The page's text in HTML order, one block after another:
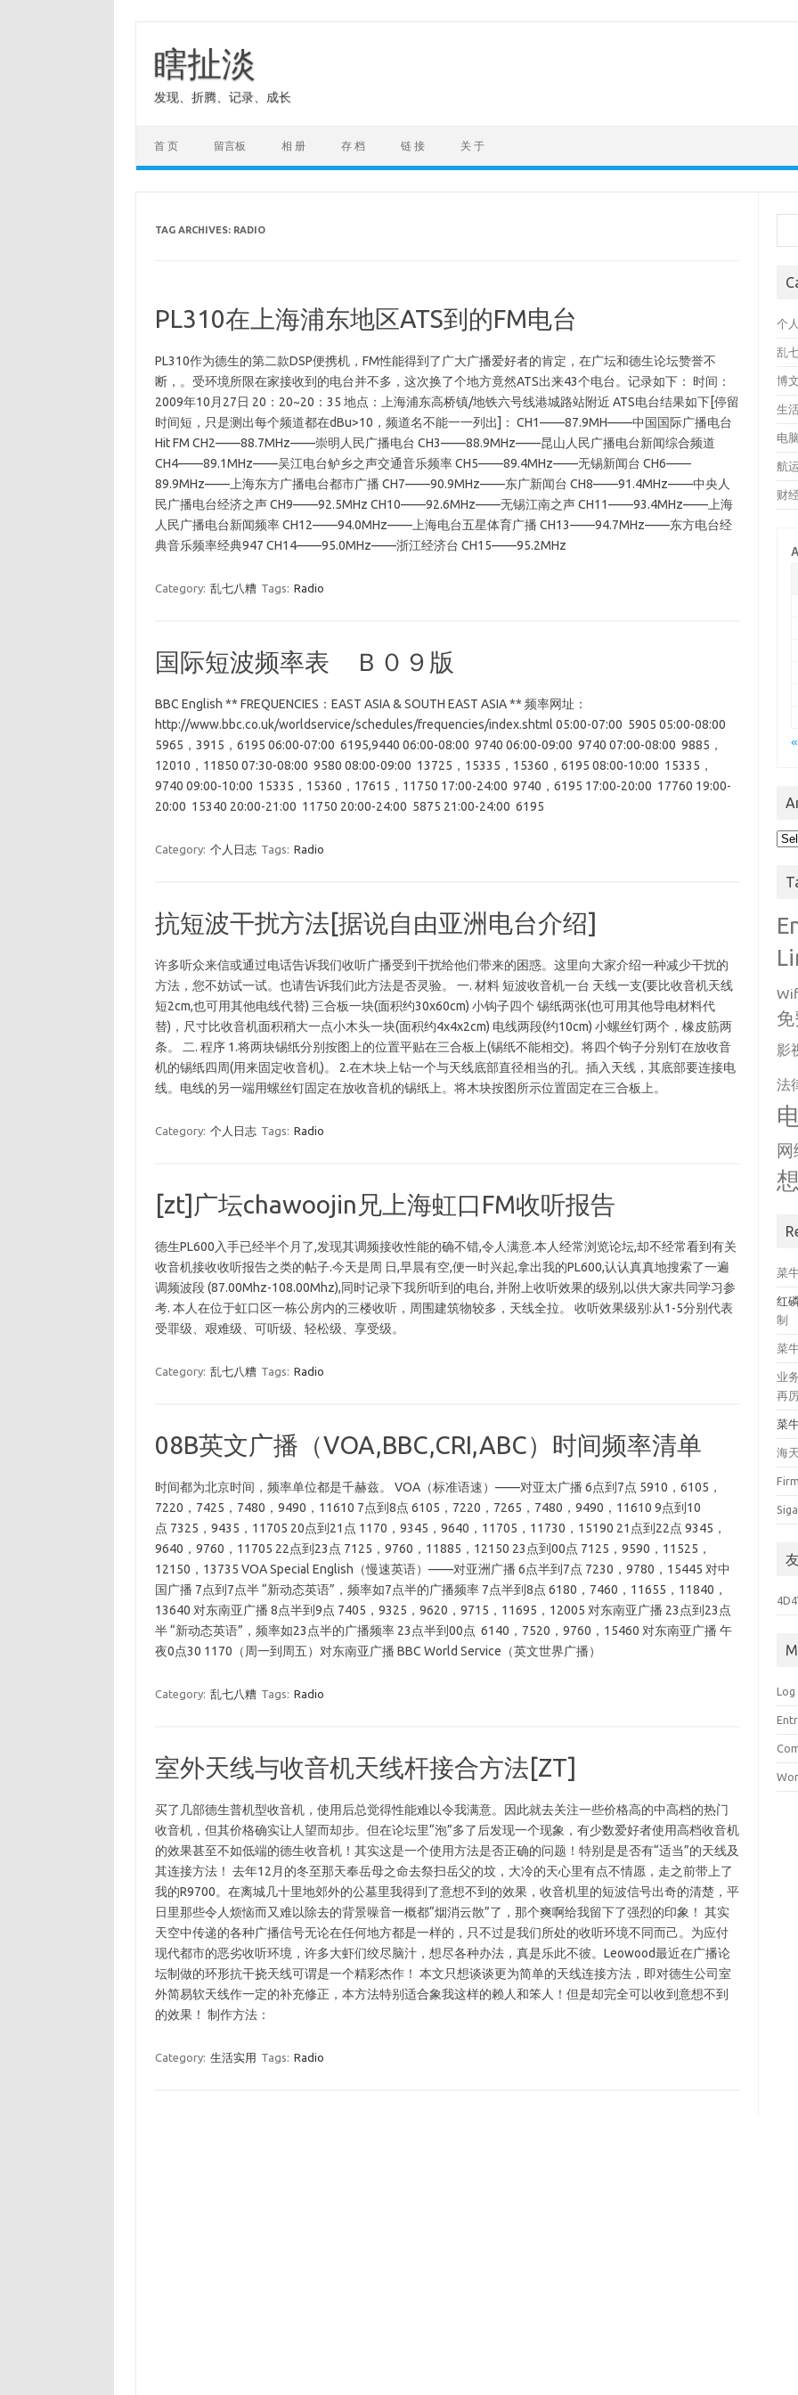
content
瞎扯淡
发现、折腾、记录、成长
首 页 留言板 相 册 存 档 链 接 关 于
TAG ARCHIVES: RADIO
PL310在上海浦东地区ATS到的FM电台
PL310作为德生的第二款DSP便携机，FM性能得到了广大广播爱好者的肯定，在广坛和德生论坛赞誉不
断，。受环境所限在家接收到的电台并不多，这次换了个地方竟然ATS出来43个电台。记录如下： 时间：
2009年10月27日 20：20~20：35 地点：上海浦东高桥镇/地铁六号线港城路站附近 ATS电台结果如下[停留
时间短，只是测出每个频道都在dBu>10，频道名不能一一列出]： CH1——87.9MH——中国国际广播电台
Hit FM CH2——88.7MHz——崇明人民广播电台 CH3——88.9MHz——昆山人民广播电台新闻综合频道
CH4——89.1MHz——吴江电台鲈乡之声交通音乐频率 CH5——89.4MHz——无锡新闻台 CH6——
89.9MHz——上海东方广播电台都市广播 CH7——90.9MHz——东广新闻台 CH8——91.4MHz——中央人
民广播电台经济之声 CH9——92.5MHz CH10——92.6MHz——无锡江南之声 CH11——93.4MHz——上海
人民广播电台新闻频率 CH12——94.0MHz——上海电台五星体育广播 CH13——94.7MHz——东方电台经
典音乐频率经典947 CH14——95.0MHz——浙江经济台 CH15——95.2MHz
Category: 乱七八糟 Tags: Radio
国际短波频率表 Ｂ０９版
BBC English ** FREQUENCIES：EAST ASIA & SOUTH EAST ASIA ** 频率网址：
http://www.bbc.co.uk/worldservice/schedules/frequencies/index.shtml 05:00-07:00 5905 05:00-08:00
5965，3915，6195 06:00-07:00 6195,9440 06:00-08:00 9740 06:00-09:00 9740 07:00-08:00 9885，
12010，11850 07:30-08:00 9580 08:00-09:00 13725，15335，15360，6195 08:00-10:00 15335，
9740 09:00-10:00 15335，15360，17615，11750 17:00-24:00 9740，6195 17:00-20:00 17760 19:00-
20:00 15340 20:00-21:00 11750 20:00-24:00 5875 21:00-24:00 6195
Category: 个人日志 Tags: Radio
抗短波干扰方法[据说自由亚洲电台介绍]
许多听众来信或通过电话告诉我们收听广播受到干扰给他们带来的困惑。这里向大家介绍一种减少干扰的
方法，您不妨试一试。也请告诉我们此方法是否灵验。 一. 材料 短波收音机一台 天线一支(要比收音机天线
短2cm,也可用其他电线代替) 三合板一块(面积约30x60cm) 小钩子四个 锡纸两张(也可用其他导电材料代
替)，尺寸比收音机面积稍大一点小木头一块(面积约4x4x2cm) 电线两段(约10cm) 小螺丝钉两个，橡皮筋两
条。 二. 程序 1.将两块锡纸分别按图上的位置平贴在三合板上(锡纸不能相交)。将四个钩子分别钉在放收音
机的锡纸四周(用来固定收音机)。 2.在木块上钻一个与天线底部直径相当的孔。插入天线，其底部要连接电
线。电线的另一端用螺丝钉固定在放收音机的锡纸上。将木块按图所示位置固定在三合板上。
Category: 个人日志 Tags: Radio
[zt]广坛chawoojin兄上海虹口FM收听报告
德生PL600入手已经半个月了,发现其调频接收性能的确不错,令人满意.本人经常浏览论坛,却不经常看到有关
收音机接收收听报告之类的帖子.今天是周 日,早晨有空,便一时兴起,拿出我的PL600,认认真真地搜索了一遍
调频波段 (87.00Mhz-108.00Mhz),同时记录下我所听到的电台, 并附上收听效果的级别,以供大家共同学习参
考. 本人在位于虹口区一栋公房内的三楼收听，周围建筑物较多，天线全拉。 收听效果级别:从1-5分别代表
受罪级、艰难级、可听级、轻松级、享受级。
Category: 乱七八糟 Tags: Radio
08B英文广播（VOA,BBC,CRI,ABC）时间频率清单
时间都为北京时间，频率单位都是千赫兹。 VOA（标准语速）——对亚太广播 6点到7点 5910，6105，
7220，7425，7480，9490，11610 7点到8点 6105，7220，7265，7480，9490，11610 9点到10
点 7325，9435，11705 20点到21点 1170，9345，9640，11705，11730，15190 21点到22点 9345，
9640，9760，11705 22点到23点 7125，9760，11885，12150 23点到00点 7125，9590，11525，
12150，13735 VOA Special English（慢速英语）——对亚洲广播 6点半到7点 7230，9780，15445 对中
国广播 7点到7点半 “新动态英语”，频率如7点半的广播频率 7点半到8点 6180，7460，11655，11840，
13640 对东南亚广播 8点半到9点 7405，9325，9620，9715，11695，12005 对东南亚广播 23点到23点
半 “新动态英语”，频率如23点半的广播频率 23点半到00点 6140，7520，9760，15460 对东南亚广播 午
夜0点30 1170（周一到周五）对东南亚广播 BBC World Service（英文世界广播）
Category: 乱七八糟 Tags: Radio
室外天线与收音机天线杆接合方法[ZT]
买了几部德生普机型收音机，使用后总觉得性能难以令我满意。因此就去关注一些价格高的中高档的热门
收音机，但其价格确实让人望而却步。但在论坛里“泡”多了后发现一个现象，有少数爱好者使用高档收音机
的效果甚至不如低端的德生收音机！其实这是一个使用方法是否正确的问题！特别是是否有“适当”的天线及
其连接方法！ 去年12月的冬至那天奉岳母之命去祭扫岳父的坟，大冷的天心里有点不情愿，走之前带上了
我的R9700。在离城几十里地郊外的公墓里我得到了意想不到的效果，收音机里的短波信号出奇的清楚，平
日里那些令人烦恼而又难以除去的背景噪音一概都“烟消云散”了，那个爽啊给我留下了强烈的印象！ 其实
天空中传递的各种广播信号无论在任何地方都是一样的，只不过是我们所处的收听环境不同而己。为应付
现代都市的恶劣收听环境，许多大虾们绞尽脑汁，想尽各种办法，真是乐此不彼。Leowood最近在广播论
坛制做的环形抗干挠天线可谓是一个精彩杰作！ 本文只想谈谈更为简单的天线连接方法，即对德生公司室
外简易软天线作一定的补充修正，本方法特别适合象我这样的赖人和笨人！但是却完全可以收到意想不到
的效果！ 制作方法：
Category: 生活实用 Tags: Radio
个
乱
博
生
电
航
财
影
法
菜
红
制
菜
业
再
菜
海
Log